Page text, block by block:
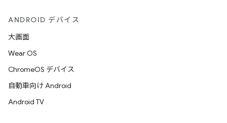
ANDROID デバイス
大画面
Wear OS
ChromeOS デバイス
自動車向け Android
Android TV